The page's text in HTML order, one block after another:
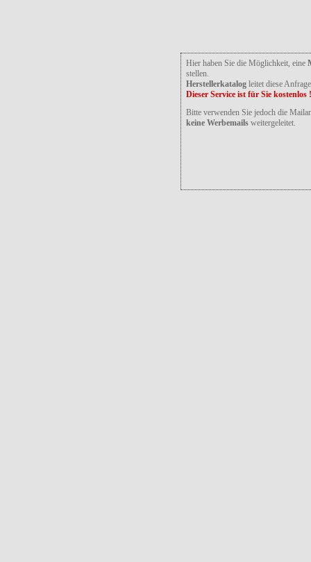
Hier haben Sie die Möglichkeit, eine
stellen.
Herstellerkatalog leitet diese
Dieser Service ist für Sie kostenlos !
Bitte verwenden Sie jedoch die
keine Werbemails weitergeleitet.